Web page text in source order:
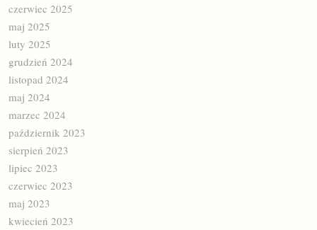
czerwiec 2025
maj 2025
luty 2025
grudzień 2024
listopad 2024
maj 2024
marzec 2024
październik 2023
sierpień 2023
lipiec 2023
czerwiec 2023
maj 2023
kwiecień 2023